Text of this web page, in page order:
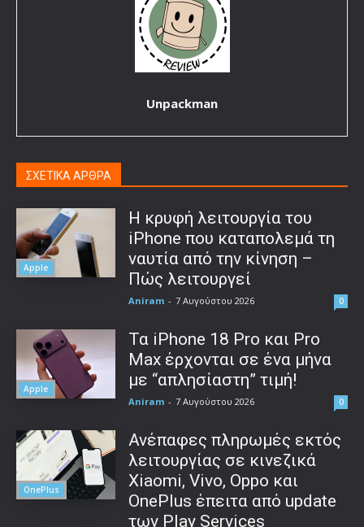
Unpackman
ΣΧΕΤΙΚΑ ΑΡΘΡΑ
Apple
Η κρυφή λειτουργία του
iPhone που καταπολεμά τη
ναυτία από την κίνηση –
Πώς λειτουργεί
Aniram - 7 Αυγούστου 2026 0
Apple
Τα iPhone 18 Pro και Pro
Max έρχονται σε ένα μήνα
με “απλησίαστη” τιμή!
Aniram - 7 Αυγούστου 2026 0
OnePlus
Ανέπαφες πληρωμές εκτός
λειτουργίας σε κινεζικά
Xiaomi, Vivo, Oppo και
OnePlus έπειτα από update
των Play Services